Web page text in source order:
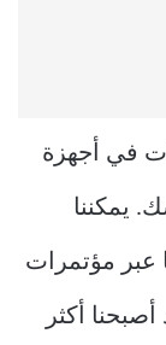
في أجهزة
يمكننا
عبر مؤتمرات
أكثر